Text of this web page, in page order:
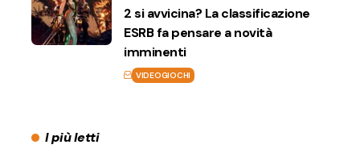
2 si avvicina? La classificazione
ESRB fa pensare a novità
imminenti
VIDEOGIOCHI
I più letti